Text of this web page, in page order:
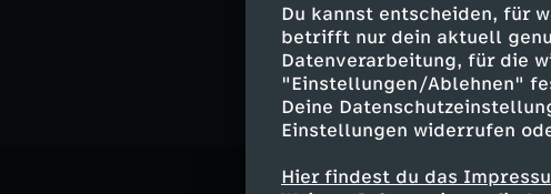
Du kannst entscheiden, für
betrifft nur dein aktuell
Datenverarbeitung, für die
"Einstellungen/Ablehnen"
Deine
Einstellungen widerrufen
Hier findest du das
Politik Magazin